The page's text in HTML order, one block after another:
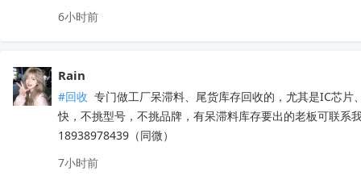
6小时前
Rain
#回收 专门做工厂呆滞料、尾货库存回收的，尤其是IC芯
快，不挑型号，不挑品牌，有呆滞料库存要出的老板可联系
18938978439（同微）
7小时前